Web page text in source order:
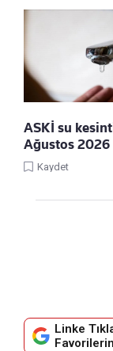
ASKİ su
Ağustos 2026
Kaydet
Linke